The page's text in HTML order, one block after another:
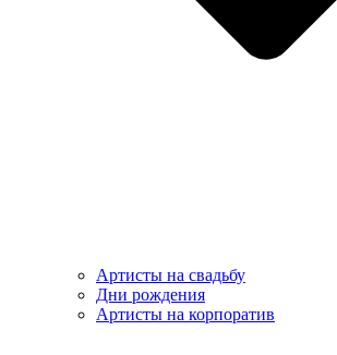
Артисты на свадьбу
Дни рождения
Артисты на корпоратив